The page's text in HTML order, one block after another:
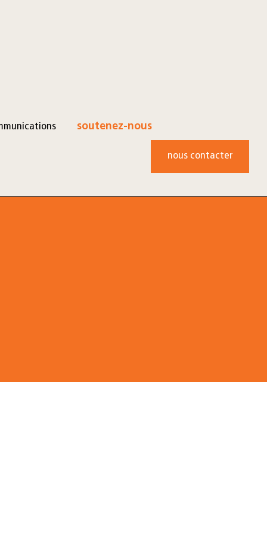
soutenez-nous
nous contacter